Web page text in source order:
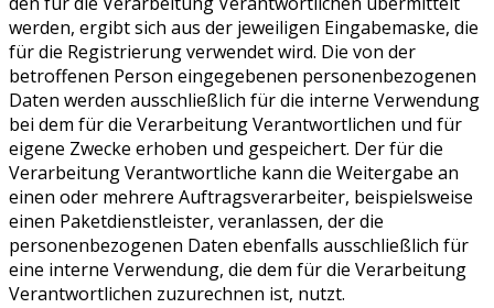
werden, ergibt sich aus der jeweiligen Eingabemaske, die
für die Registrierung verwendet wird. Die von der
betroffenen Person eingegebenen personenbezogenen
Daten werden ausschließlich für die interne Verwendung
bei dem für die Verarbeitung Verantwortlichen und für
eigene Zwecke erhoben und gespeichert. Der für die
Verarbeitung Verantwortliche kann die Weitergabe an
einen oder mehrere Auftragsverarbeiter, beispielsweise
einen Paketdienstleister, veranlassen, der die
personenbezogenen Daten ebenfalls ausschließlich für
eine interne Verwendung, die dem für die Verarbeitung
Verantwortlichen zuzurechnen ist, nutzt.